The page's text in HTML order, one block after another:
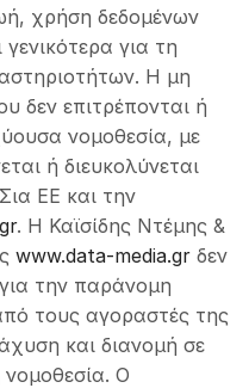
χρήση δεδομένων
για τη
Η μη
δεν επιτρέπονται ή
νομοθεσία, με
ή διευκολύνεται
ΕΕ και την
. Η Καϊσίδης Ντέμης &
www.data-media.gr δεν
την παράνομη
τους αγοραστές της
και διανομή σε
νομοθεσία. Ο